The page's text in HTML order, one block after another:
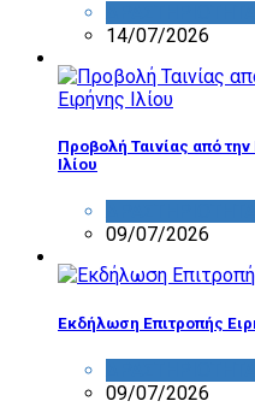
14/07/2026
Προβολή Ταινίας από την
Ιλίου
09/07/2026
Εκδήλωση Επιτροπής
09/07/2026